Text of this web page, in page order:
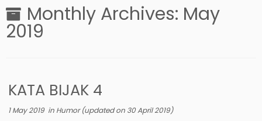
Monthly Archives: May
2019
KATA BIJAK 4
1 May 2019in Humor(updated on 30 April 2019)